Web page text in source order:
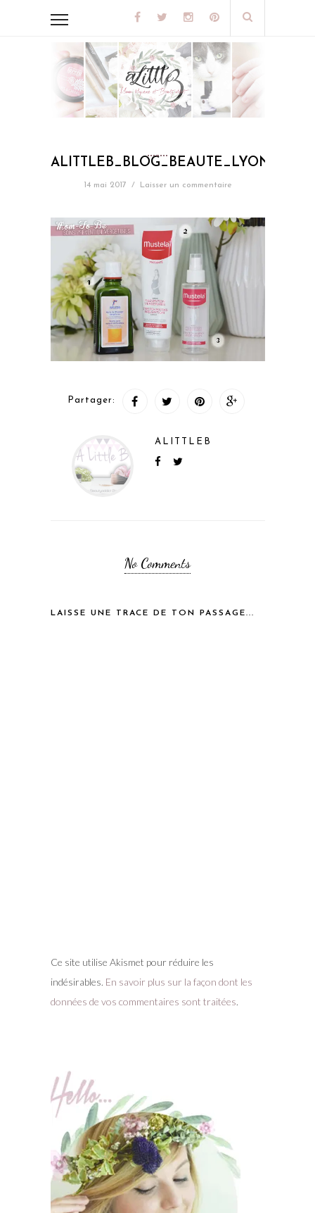
14 mai 2017 / Laisser un commentaire
Partager:
ALITTLEB
No Comments
LAISSE UNE TRACE DE TON PASSAGE...
Ce site utilise Akismet pour réduire les
indésirables. En savoir plus sur la façon dont les
données de vos commentaires sont traitées.